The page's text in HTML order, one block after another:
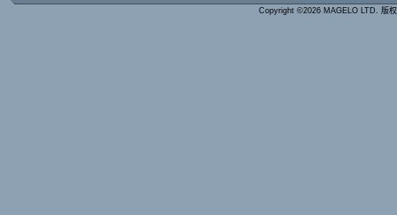
Copyright ©2026 MAGELO LTD. 版